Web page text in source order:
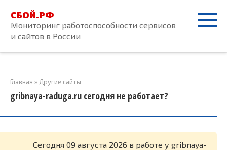
контенту
СБОЙ.РФ
Мониторинг работоспособности сервисов
и сайтов в России
Главная » Другие сайты
gribnaya-raduga.ru сегодня не работает?
Cегодня 09 августа 2026 в работе у gribnaya-